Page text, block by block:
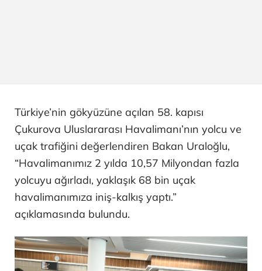
Türkiye’nin gökyüzüne açılan 58. kapısı
Çukurova Uluslararası Havalimanı’nın yolcu ve
uçak trafiğini değerlendiren Bakan Uraloğlu,
“Havalimanımız 2 yılda 10,57 Milyondan fazla
yolcuyu ağırladı, yaklaşık 68 bin uçak
havalimanımıza iniş-kalkış yaptı.”
açıklamasında bulundu.